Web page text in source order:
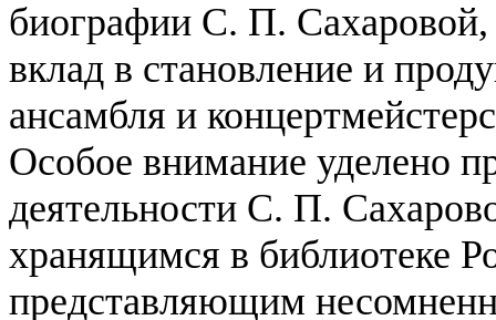
биографии С. П. Сахаровой,
вклад в становление и
ансамбля и
Особое внимание уделено
деятельности С. П.
хранящимся в библиотеке
представляющим